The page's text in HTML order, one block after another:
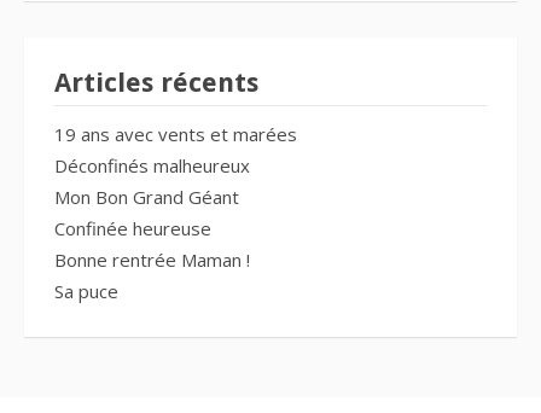
Articles récents
19 ans avec vents et marées
Déconfinés malheureux
Mon Bon Grand Géant
Confinée heureuse
Bonne rentrée Maman !
Sa puce